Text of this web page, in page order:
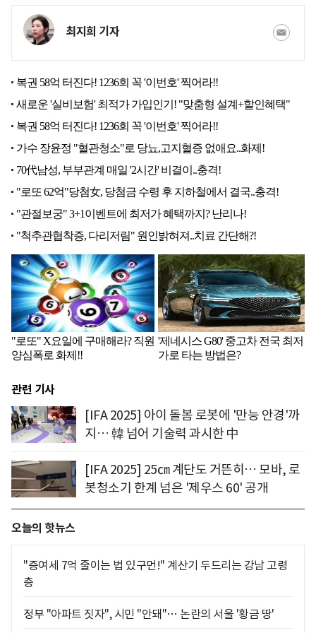
최지희 기자
관련 기사
[IFA 2025] 아이 돌봄 로봇에 '만능 안경'까
지… 韓 넘어 기술력 과시한 中
[IFA 2025] 25㎝ 계단도 거뜬히… 모바, 로
봇청소기 한계 넘은 '제우스 60' 공개
오늘의 핫뉴스
"증여세 7억 줄이는 법 있구먼!" 계산기 두드리는 강남 고령
층
정부 "아파트 짓자", 시민 "안돼"… 논란의 서울 '황금 땅'